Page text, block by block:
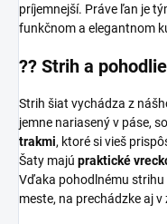
príjemnejší. Práve ľan je
funkčnom a elegantnom
?? Strih a pohodlie
Strih šiat vychádza z
jemne nariasený v páse, so
trakmi, ktoré si vieš
Šaty majú praktické
Vďaka pohodlnému strihu
meste, na prechádzke aj v